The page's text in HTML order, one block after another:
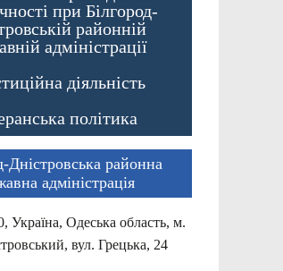
при Білгород-
районній
адміністрації
діяльність
політика
Дністровська районна
адміністрація
Україна, Одеська область, м.
вул. Грецька, 24